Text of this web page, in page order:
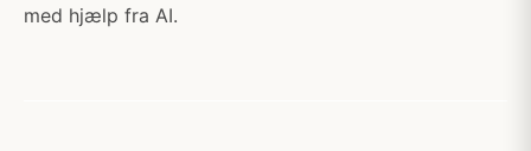
med hjælp fra AI.